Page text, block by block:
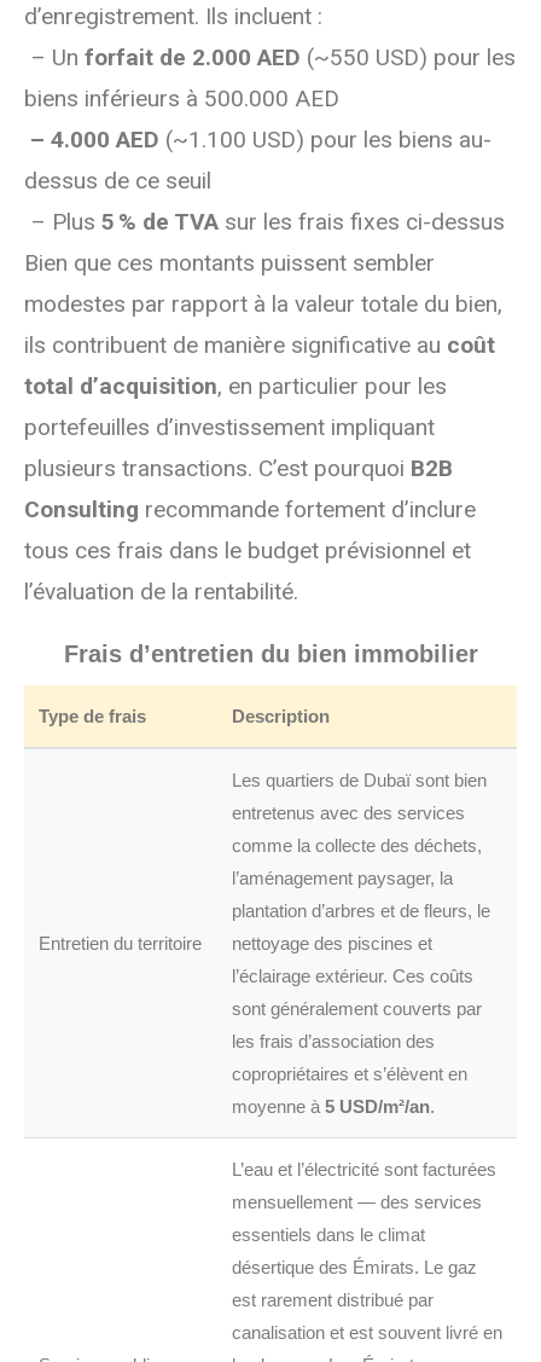
d’enregistrement. Ils incluent :
– Un forfait de 2.000 AED (~550 USD) pour les
biens inférieurs à 500.000 AED
– 4.000 AED (~1.100 USD) pour les biens au-
dessus de ce seuil
– Plus 5 % de TVA sur les frais fixes ci-dessus
Bien que ces montants puissent sembler
modestes par rapport à la valeur totale du bien,
ils contribuent de manière significative au coût
total d’acquisition, en particulier pour les
portefeuilles d’investissement impliquant
plusieurs transactions. C’est pourquoi B2B
Consulting recommande fortement d’inclure
tous ces frais dans le budget prévisionnel et
l’évaluation de la rentabilité.
Frais d’entretien du bien immobilier
Type de frais Description
Entretien du territoire
Les quartiers de Dubaï sont bien
entretenus avec des services
comme la collecte des déchets,
l’aménagement paysager, la
plantation d’arbres et de fleurs, le
nettoyage des piscines et
l’éclairage extérieur. Ces coûts
sont généralement couverts par
les frais d’association des
copropriétaires et s’élèvent en
moyenne à 5 USD/m²/an.
L’eau et l’électricité sont facturées
mensuellement — des services
essentiels dans le climat
désertique des Émirats. Le gaz
est rarement distribué par
canalisation et est souvent livré en